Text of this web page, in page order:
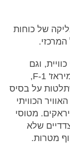
של כוחות
וגם
מטוסי הקרב הכוויתים, מדגמי סקיהוק ומיראז' 1-F,
על בסיס
הכוויתי
מטוסי
שלא
מטרות.